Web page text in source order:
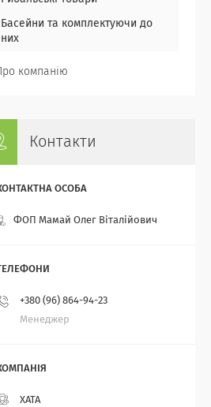
Басейни та комплектуючи до
них
Про компанію
Контакти
ФОП Мамай Олег Віталійович
+380 (96) 864-94-23
Менеджер
ХАТА